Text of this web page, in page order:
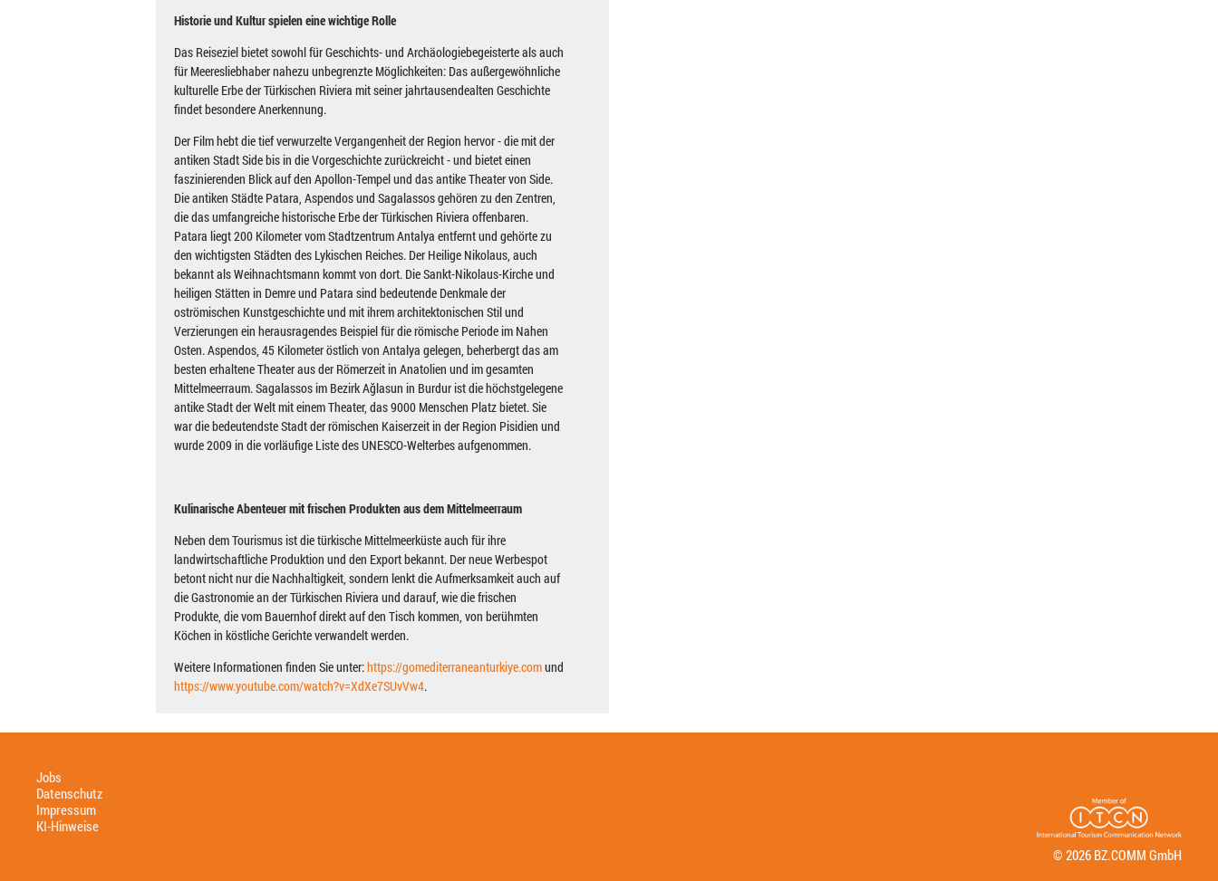
Historie und Kultur spielen eine wichtige Rolle
Das Reiseziel bietet sowohl für Geschichts- und Archäologiebegeisterte als auch
für Meeresliebhaber nahezu unbegrenzte Möglichkeiten: Das außergewöhnliche
kulturelle Erbe der Türkischen Riviera mit seiner jahrtausendealten Geschichte
findet besondere Anerkennung.
Der Film hebt die tief verwurzelte Vergangenheit der Region hervor - die mit der
antiken Stadt Side bis in die Vorgeschichte zurückreicht - und bietet einen
faszinierenden Blick auf den Apollon-Tempel und das antike Theater von Side.
Die antiken Städte Patara, Aspendos und Sagalassos gehören zu den Zentren,
die das umfangreiche historische Erbe der Türkischen Riviera offenbaren.
Patara liegt 200 Kilometer vom Stadtzentrum Antalya entfernt und gehörte zu
den wichtigsten Städten des Lykischen Reiches. Der Heilige Nikolaus, auch
bekannt als Weihnachtsmann kommt von dort. Die Sankt-Nikolaus-Kirche und
heiligen Stätten in Demre und Patara sind bedeutende Denkmale der
oströmischen Kunstgeschichte und mit ihrem architektonischen Stil und
Verzierungen ein herausragendes Beispiel für die römische Periode im Nahen
Osten. Aspendos, 45 Kilometer östlich von Antalya gelegen, beherbergt das am
besten erhaltene Theater aus der Römerzeit in Anatolien und im gesamten
Mittelmeerraum. Sagalassos im Bezirk Ağlasun in Burdur ist die höchstgelegene
antike Stadt der Welt mit einem Theater, das 9000 Menschen Platz bietet. Sie
war die bedeutendste Stadt der römischen Kaiserzeit in der Region Pisidien und
wurde 2009 in die vorläufige Liste des UNESCO-Welterbes aufgenommen.
Kulinarische Abenteuer mit frischen Produkten aus dem Mittelmeerraum
Neben dem Tourismus ist die türkische Mittelmeerküste auch für ihre
landwirtschaftliche Produktion und den Export bekannt. Der neue Werbespot
betont nicht nur die Nachhaltigkeit, sondern lenkt die Aufmerksamkeit auch auf
die Gastronomie an der Türkischen Riviera und darauf, wie die frischen
Produkte, die vom Bauernhof direkt auf den Tisch kommen, von berühmten
Köchen in köstliche Gerichte verwandelt werden.
Weitere Informationen finden Sie unter:https://gomediterraneanturkiye.comund
https://www.youtube.com/watch?v=XdXe7SUvVw4.
Jobs
Datenschutz
Impressum
KI-Hinweise
© 2026 BZ.COMM GmbH